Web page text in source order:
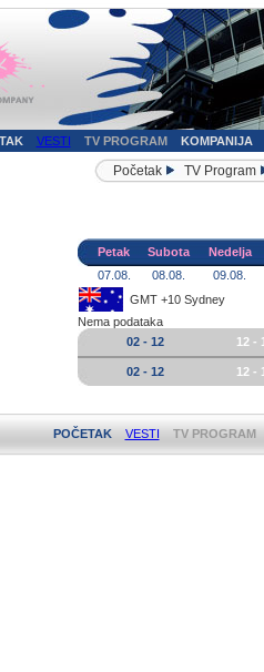
VESTI TV PROGRAM KOMPANIJA
Početak TV Program
Petak Subota
Nedelja
07.08.
08.08.
09.08.
GMT +10 Sydney
Nema podataka
02 - 12
12 -
02 - 12 12 -
POČETAK VESTI TV PROGRAM